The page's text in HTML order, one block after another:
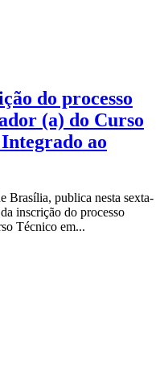
do processo
(a) do Curso
ao
Brasília, publica nesta sexta-
inscrição do processo
Técnico em...